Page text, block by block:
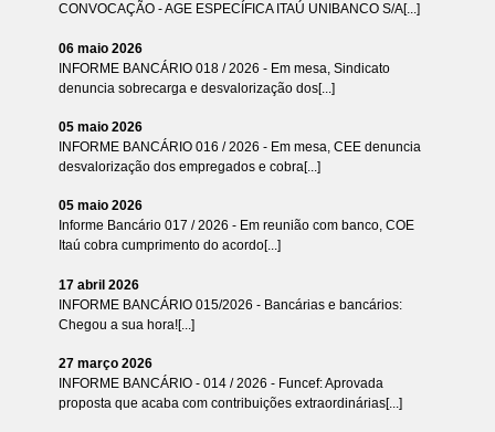
CONVOCAÇÃO - AGE ESPECÍFICA ITAÚ UNIBANCO S/A[...]
06 maio 2026
INFORME BANCÁRIO 018 / 2026 - Em mesa, Sindicato
denuncia sobrecarga e desvalorização dos[...]
05 maio 2026
INFORME BANCÁRIO 016 / 2026 - Em mesa, CEE denuncia
desvalorização dos empregados e cobra[...]
05 maio 2026
Informe Bancário 017 / 2026 - Em reunião com banco, COE
Itaú cobra cumprimento do acordo[...]
17 abril 2026
INFORME BANCÁRIO 015/2026 - Bancárias e bancários:
Chegou a sua hora![...]
27 março 2026
INFORME BANCÁRIO - 014 / 2026 - Funcef: Aprovada
proposta que acaba com contribuições extraordinárias[...]